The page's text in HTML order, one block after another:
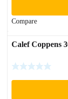
Compare
Calef Coppens